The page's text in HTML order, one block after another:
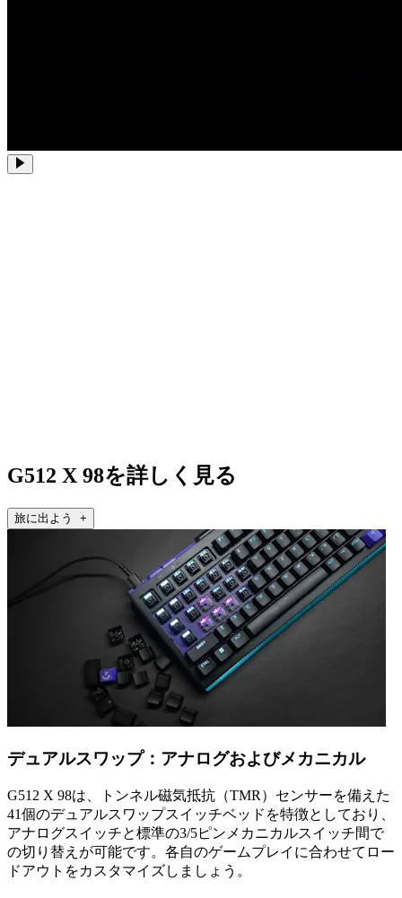
G512 X 98を詳しく見る
旅に出よう +
デュアルスワップ：アナログおよびメカニカル
G512 X 98は、トンネル磁気抵抗（TMR）センサーを備えた
41個のデュアルスワップスイッチベッドを特徴としており、
アナログスイッチと標準の3/5ピンメカニカルスイッチ間で
の切り替えが可能です。各自のゲームプレイに合わせてロー
ドアウトをカスタマイズしましょう。